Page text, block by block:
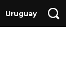
Uruguay